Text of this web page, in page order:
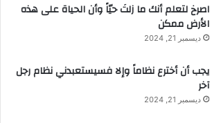
‫اصرخ لتعلم أنك ما زلتَ حيّاً وأن الحياة على هذه
الأرض ممكن
ديسمبر 21, 2024
يجب أن أخترع نظاماً وإلا فسيستعبدني نظام رجل
آخر
ديسمبر 21, 2024